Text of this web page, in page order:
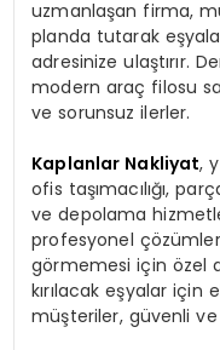
uzmanlaşan firma,
planda tutarak
adresinize ulaştırır.
modern araç filosu
ve sorunsuz ilerler.
Kaplanlar Nakliyat,
ofis taşımacılığı,
ve depolama
profesyonel çözümler
görmemesi için özel
kırılacak eşyalar için
müşteriler, güvenli ve